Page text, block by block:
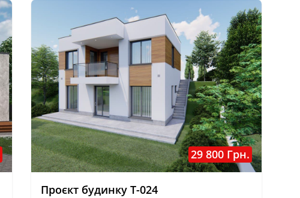
29 800 Грн.
Проєкт будинку T-024